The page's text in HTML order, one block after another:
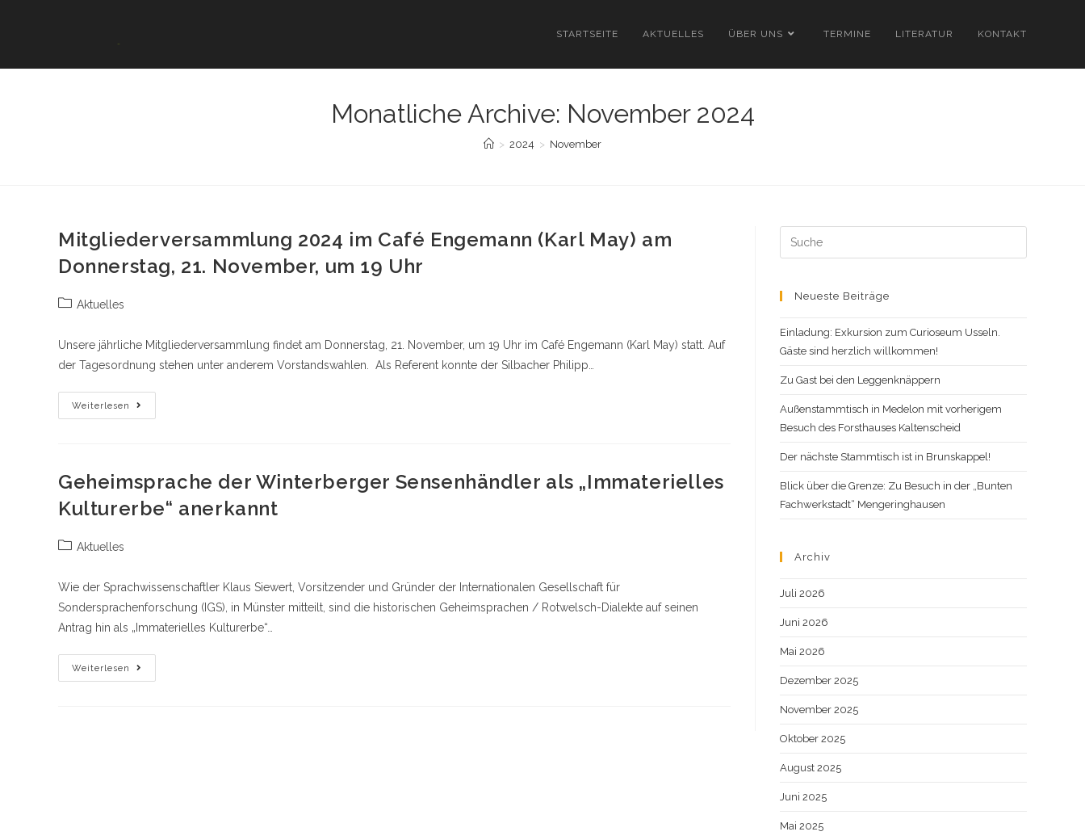
STARTSEITE AKTUELLES ÜBER UNS TERMINE LITERATUR KONTAKT
Monatliche Archive: November 2024
> 2024 > November
Mitgliederversammlung 2024 im Café Engemann (Karl May) am
Donnerstag, 21. November, um 19 Uhr
Beitrags-
Aktuelles
Unsere jährliche Mitgliederversammlung findet am Donnerstag, 21. November, um 19 Uhr im Café Engemann (Karl May) statt. Auf
der Tagesordnung stehen unter anderem Vorstandswahlen. Als Referent konnte der Silbacher Philipp…
Weiterlesen
Mitgliederversammlung
2024
Am
Donnerstag,
21.
November,
Geheimsprache der Winterberger Sensenhändler als „Immaterielles
Kulturerbe“ anerkannt
Beitrags-
Aktuelles
Wie der Sprachwissenschaftler Klaus Siewert, Vorsitzender und Gründer der Internationalen Gesellschaft für
Sondersprachenforschung (IGS), in Münster mitteilt, sind die historischen Geheimsprachen / Rotwelsch-Dialekte auf seinen
Antrag hin als „Immaterielles Kulturerbe“…
Weiterlesen
Geheimsprache
Der
Search
this
Neueste Beiträge
Einladung: Exkursion zum Curioseum Usseln.
Gäste sind herzlich willkommen!
Zu Gast bei den Leggenknäppern
Außenstammtisch in Medelon mit vorherigem
Besuch des Forsthauses Kaltenscheid
Der nächste Stammtisch ist in Brunskappel!
Blick über die Grenze: Zu Besuch in der „Bunten
Fachwerkstadt“ Mengeringhausen
Archiv
Juli 2026
Juni 2026
Mai 2026
Dezember 2025
November 2025
Oktober 2025
August 2025
Juni 2025
Mai 2025